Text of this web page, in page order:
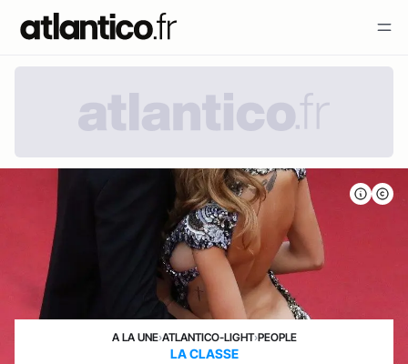
A LA UNE›ATLANTICO-LIGHT›PEOPLE
LA CLASSE